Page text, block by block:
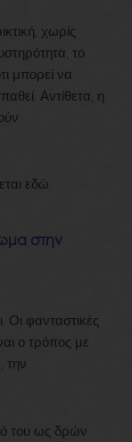
χωρίς
το
μπορεί να
Αντίθετα, η
εδώ.
στην
Οι φανταστικές
ο τρόπος με
την
του ως δρών